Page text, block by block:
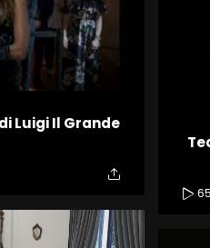
Luigi Il Grande
65